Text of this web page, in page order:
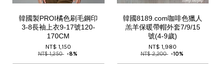
韓國製PROI橘色刷毛鋼印
3-8長袖上衣9-17號120-
170CM
NT$ 1,150
NT$ 1,250 -8%
韓國8189.com咖啡色獵人
羔羊保暖帶帽外套7/9/15
號(4-9歲)
NT$ 1,980
NT$ 2,200 -10%